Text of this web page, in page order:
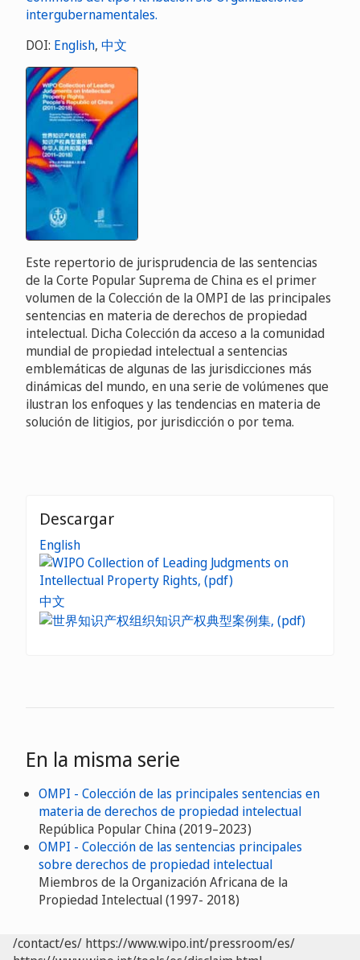
DOI: English, 中文
Este repertorio de jurisprudencia de las sentencias
de la Corte Popular Suprema de China es el primer
volumen de la Colección de la OMPI de las principales
sentencias en materia de derechos de propiedad
intelectual. Dicha Colección da acceso a la comunidad
mundial de propiedad intelectual a sentencias
emblemáticas de algunas de las jurisdicciones más
dinámicas del mundo, en una serie de volúmenes que
ilustran los enfoques y las tendencias en materia de
solución de litigios, por jurisdicción o por tema.
Descargar
English
中文
En la misma serie
OMPI - Colección de las principales sentencias en
materia de derechos de propiedad intelectual
República Popular China (2019–2023)
OMPI - Colección de las sentencias principales
sobre derechos de propiedad intelectual
Miembros de la Organización Africana de la
Propiedad Intelectual (1997- 2018)
/contact/es/ https://www.wipo.int/pressroom/es/